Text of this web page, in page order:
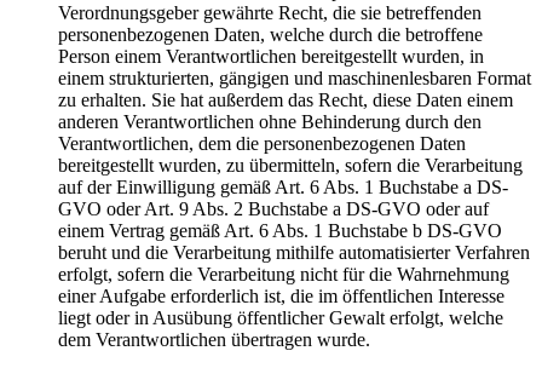
Verordnungsgeber gewährte Recht, die sie betreffenden
personenbezogenen Daten, welche durch die betroffene
Person einem Verantwortlichen bereitgestellt wurden, in
einem strukturierten, gängigen und maschinenlesbaren Format
zu erhalten. Sie hat außerdem das Recht, diese Daten einem
anderen Verantwortlichen ohne Behinderung durch den
Verantwortlichen, dem die personenbezogenen Daten
bereitgestellt wurden, zu übermitteln, sofern die Verarbeitung
auf der Einwilligung gemäß Art. 6 Abs. 1 Buchstabe a DS-
GVO oder Art. 9 Abs. 2 Buchstabe a DS-GVO oder auf
einem Vertrag gemäß Art. 6 Abs. 1 Buchstabe b DS-GVO
beruht und die Verarbeitung mithilfe automatisierter Verfahren
erfolgt, sofern die Verarbeitung nicht für die Wahrnehmung
einer Aufgabe erforderlich ist, die im öffentlichen Interesse
liegt oder in Ausübung öffentlicher Gewalt erfolgt, welche
dem Verantwortlichen übertragen wurde.